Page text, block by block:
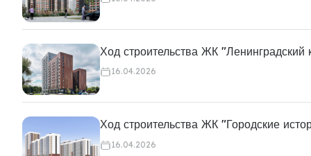
Ход строительства ЖК "Ленинградский
16.04.2026
Ход строительства ЖК "Городские
16.04.2026